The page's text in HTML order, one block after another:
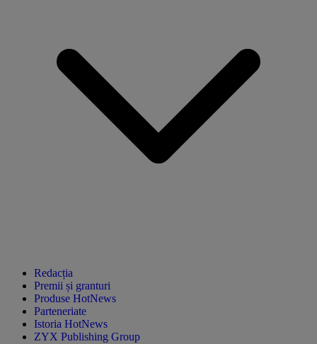
Redacția
Premii și granturi
Produse HotNews
Parteneriate
Istoria HotNews
ZYX Publishing Group